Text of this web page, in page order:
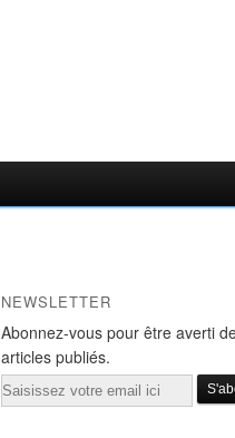
NEWSLETTER
Abonnez-vous pour être averti
articles publiés.
Email